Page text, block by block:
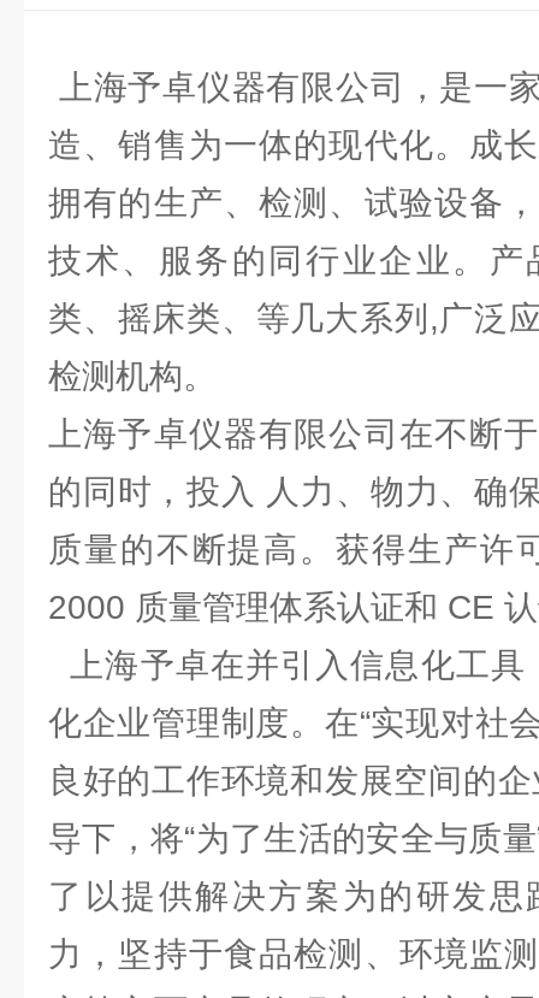
上海予卓仪器有限公司，是一
造、销售为一体的现代化。成
拥有的生产、检测、试验设备
技术、服务的同行业企业。产
类、摇床类、等几大系列,广泛
检测机构。
上海予卓仪器有限公司在不断
的同时，投入 人力、物力、确
质量的不断提高。获得生产许
2000 质量管理体系认证和
上海予卓在并引入信息化工具
化企业管理制度。在“实现对社
良好的工作环境和发展空间的
导下，将“为了生活的安全与质
了以提供解决方案为的研发
力，坚持于食品检测、环境监